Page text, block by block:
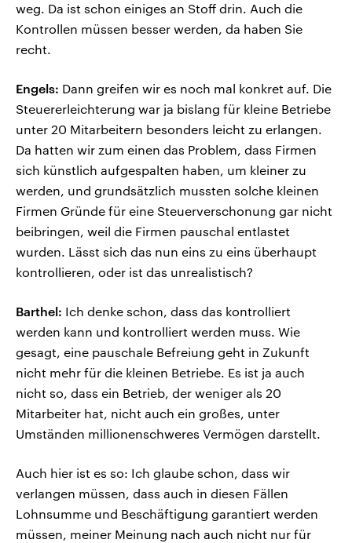
weg. Da ist schon einiges an Stoff drin. Auch die
Kontrollen müssen besser werden, da haben Sie
recht.
Engels: Dann greifen wir es noch mal konkret auf. Die
Steuererleichterung war ja bislang für kleine Betriebe
unter 20 Mitarbeitern besonders leicht zu erlangen.
Da hatten wir zum einen das Problem, dass Firmen
sich künstlich aufgespalten haben, um kleiner zu
werden, und grundsätzlich mussten solche kleinen
Firmen Gründe für eine Steuerverschonung gar nicht
beibringen, weil die Firmen pauschal entlastet
wurden. Lässt sich das nun eins zu eins überhaupt
kontrollieren, oder ist das unrealistisch?
Barthel: Ich denke schon, dass das kontrolliert
werden kann und kontrolliert werden muss. Wie
gesagt, eine pauschale Befreiung geht in Zukunft
nicht mehr für die kleinen Betriebe. Es ist ja auch
nicht so, dass ein Betrieb, der weniger als 20
Mitarbeiter hat, nicht auch ein großes, unter
Umständen millionenschweres Vermögen darstellt.
Auch hier ist es so: Ich glaube schon, dass wir
verlangen müssen, dass auch in diesen Fällen
Lohnsumme und Beschäftigung garantiert werden
müssen, meiner Meinung nach auch nicht nur für